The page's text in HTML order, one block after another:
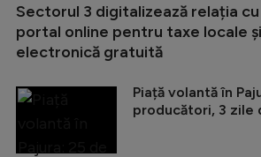
Sectorul 3 digitalizează relația
portal online pentru taxe locale
electronică gratuită
Piață volantă în
producători, 3 zile